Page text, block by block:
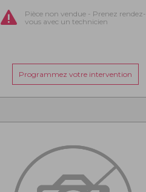
Pièce non vendue - Prenez rendez-
vous avec un technicien
Programmez votre intervention